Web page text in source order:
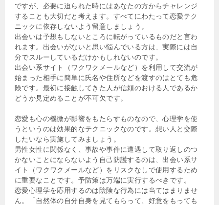
ですが、必要に迫られた時にはあなたの方からチャレンジ
することも大切だと考えます。すべてにわたって恋愛テク
ニックに依存しないよう留意しましょう。
出会いは予想もしないところに転がっているものだと言わ
れます。出会いがないと思い悩んでいる方は、実際には自
分でスルーしているだけかもしれないのです。
出会い系サイト（ワクワクメールなど）を利用して交流が
始まった相手に簡単に氏名や住所などを渡すのはとても危
険です。最初に接触してきた人が信頼のおける人であるか
どうか見定めることが不可欠です。
恋愛も心の機微が影響をもたらすものなので、心理学を使
うというのは効果的なテクニックなのです。想い人と交際
したいなら実施してみましょう。
男性女性に関係なく、事故や事件に遭遇して取り返しのつ
かないことにならないよう自己防護するのは、出会い系サ
イト（ワクワクメールなど）をリスクなしで使用するため
に重要なことです。予防策は万端に実行するべきです。
恋愛心理学を応用するのは陰険な行為には当てはまりませ
ん。「自然体の自分自身を見てもらって、好意をもっても